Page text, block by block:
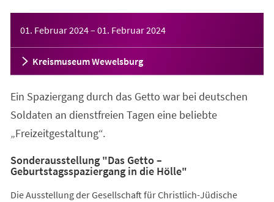
01. Februar 2024– 01. Februar 2024
Kreismuseum Wewelsburg
Ein Spaziergang durch das Getto war bei deutschen
Soldaten an dienstfreien Tagen eine beliebte
„Freizeitgestaltung“.
Sonderausstellung "Das Getto –
Geburtstagsspaziergang in die Hölle"
Die Ausstellung der Gesellschaft für Christlich-Jüdische